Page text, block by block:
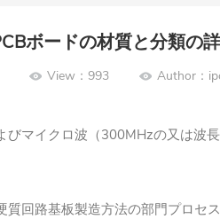
ボードの材質と分類の
View：993 Author
マイクロ波（300MHzの又は
回路基板製造方法の部門プロセ